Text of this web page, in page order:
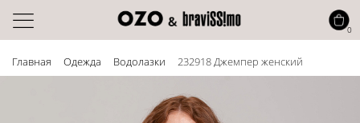
Главная Одежда Водолазки 232918 Джемпер женский
0